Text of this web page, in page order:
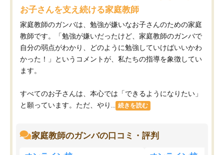
お子さんを支え続ける家庭教師
家庭教師のガンバは、勉強が嫌いなお子さんのための家庭
教師です。「勉強が嫌いだったけど、家庭教師のガンバで
自分の弱点がわかり、どのように勉強していけばいいかわ
かった！」というコメントが、私たちの指導を象徴してい
ます。
すべてのお子さんは、本心では「できるようになりたい」
と願っています。ただ、やり...
続きを読む
家庭教師のガンバの口コミ・評判